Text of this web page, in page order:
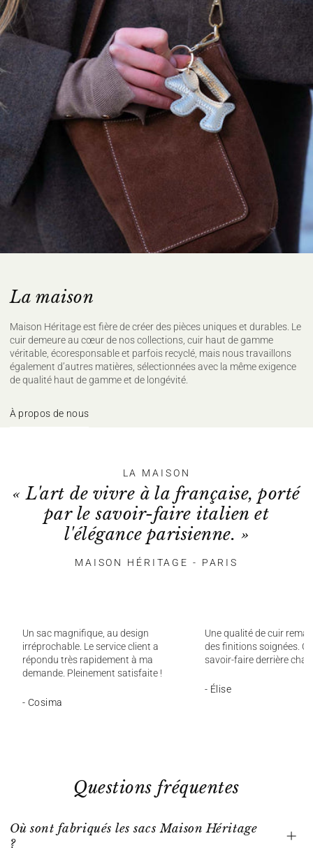
La maison
Maison Héritage est fière de créer des pièces uniques et durables. Le
cuir demeure au cœur de nos collections, cuir haut de gamme
véritable, écoresponsable et parfois recyclé, mais nous travaillons
également d’autres matières, sélectionnées avec la même exigence
de qualité haut de gamme et de longévité.
À propos de nous
LA MAISON
« L'art de vivre à la française, porté
par le savoir-faire italien et
l'élégance parisienne. »
MAISON HÉRITAGE - PARIS
Un sac magnifique, au design
irréprochable. Le service client a
répondu très rapidement à ma
demande. Pleinement satisfaite !
- Cosima
Une qualité de cuir
des finitions soignées.
savoir-faire derrière
- Élise
Questions fréquentes
Où sont fabriqués les sacs Maison Héritage
?